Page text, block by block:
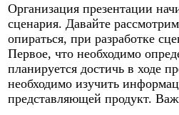
Организация презентации
сценария. Давайте
опираться, при разработке
Первое, что необходимо
планируется достичь в ходе
необходимо изучить
представляющей продукт.